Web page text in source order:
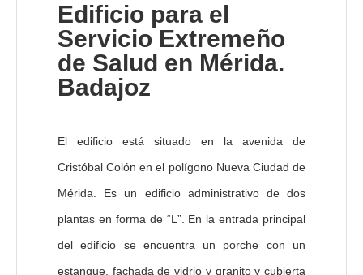
Edificio para el
Servicio Extremeño
de Salud en Mérida.
Badajoz
El edificio está situado en la avenida de
Cristóbal Colón en el polígono Nueva Ciudad de
Mérida. Es un edificio administrativo de dos
plantas en forma de “L”. En la entrada principal
del edificio se encuentra un porche con un
estanque, fachada de vidrio y granito y cubierta